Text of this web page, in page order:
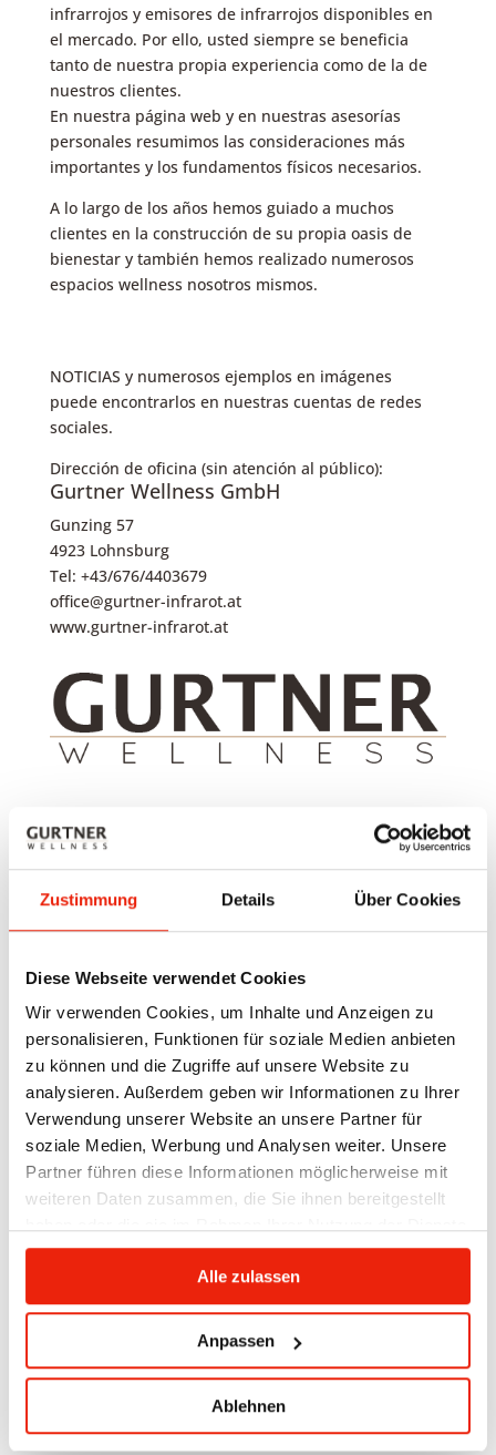
Zustimmung Details Über Cookies
Diese Webseite verwendet Cookies
Wir verwenden Cookies, um Inhalte und Anzeigen zu
personalisieren, Funktionen für soziale Medien anbieten
zu können und die Zugriffe auf unsere Website zu
analysieren. Außerdem geben wir Informationen zu Ihrer
Verwendung unserer Website an unsere Partner für
soziale Medien, Werbung und Analysen weiter. Unsere
Partner führen diese Informationen möglicherweise mit
weiteren Daten zusammen, die Sie ihnen bereitgestellt
gesammelt haben.
Alle zulassen
Anpassen
Ablehnen
infrarrojos y emisores de infrarrojos disponibles en
el mercado. Por ello, usted siempre se beneficia
tanto de nuestra propia experiencia como de la de
nuestros clientes.
En nuestra página web y en nuestras asesorías
personales resumimos las consideraciones más
importantes y los fundamentos físicos necesarios.
A lo largo de los años hemos guiado a muchos
clientes en la construcción de su propia oasis de
bienestar y también hemos realizado numerosos
espacios wellness nosotros mismos.
NOTICIAS y numerosos ejemplos en imágenes
puede encontrarlos en nuestras cuentas de redes
sociales.
Dirección de oficina (sin atención al público):
Gurtner Wellness GmbH
Gunzing 57
4923 Lohnsburg
Tel: +43/676/4403679
office@gurtner-infrarot.at
www.gurtner-infrarot.at
¡Compra ahora! - al Tienda en
línea de reflectores de infrarrojos
y tecnología
Tecnología de infrarrojos y accesorios
para sauna
En nuestra tienda en línea encontrará nuestros
reflectores de infrarrojos y muchos artículos
accesorios. ¡Disfrute de las compras las 24 horas!
¿Necesita instrucciones de instalación o
asesoramiento general? ¡Contáctenos fácilmente!
News en Facebook
Instagram